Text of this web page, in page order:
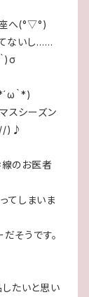
座へ(°▽°)
ないし……
)σ
｀*)
スシーズン
)♪
線のお医者
てしまいま
そうです。
たいと思い